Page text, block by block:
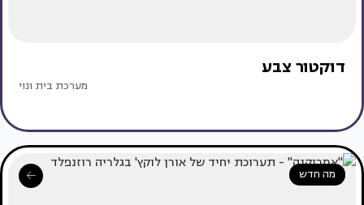
דוקטור צבע
מערכת בית ונוי
מה חדש